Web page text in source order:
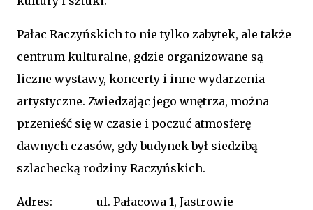
Pałac Raczyńskich to nie tylko zabytek, ale także
centrum kulturalne, gdzie organizowane są
liczne wystawy, koncerty i inne wydarzenia
artystyczne. Zwiedzając jego wnętrza, można
przenieść się w czasie i poczuć atmosferę
dawnych czasów, gdy budynek był siedzibą
szlachecką rodziny Raczyńskich.
Adres:
ul. Pałacowa 1, Jastrowie